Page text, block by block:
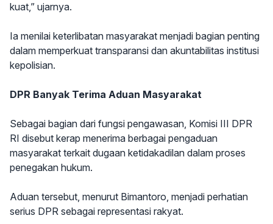
kuat,” ujarnya.
Ia menilai keterlibatan masyarakat menjadi bagian penting
dalam memperkuat transparansi dan akuntabilitas institusi
kepolisian.
DPR Banyak Terima Aduan Masyarakat
Sebagai bagian dari fungsi pengawasan, Komisi III DPR
RI disebut kerap menerima berbagai pengaduan
masyarakat terkait dugaan ketidakadilan dalam proses
penegakan hukum.
Aduan tersebut, menurut Bimantoro, menjadi perhatian
serius DPR sebagai representasi rakyat.